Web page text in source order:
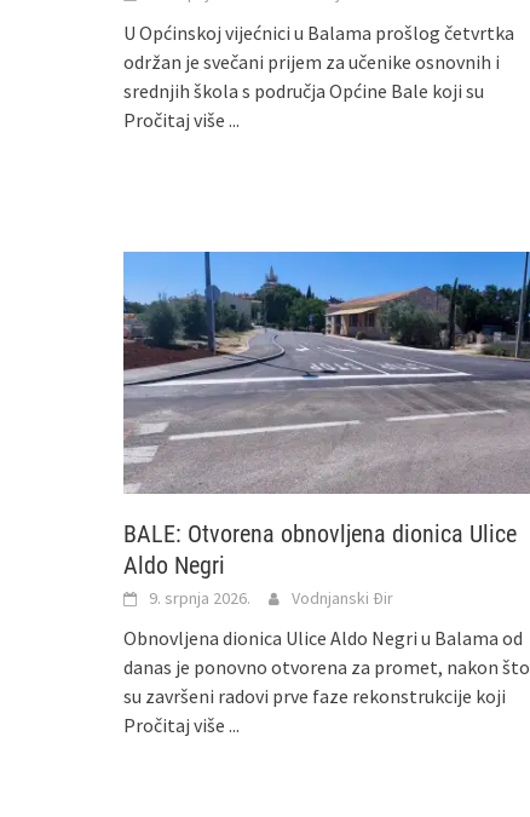
U Općinskoj vijećnici u Balama prošlog četvrtka
održan je svečani prijem za učenike osnovnih i
srednjih škola s područja Općine Bale koji su
Pročitaj više ...
BALE: Otvorena obnovljena dionica Ulice
Aldo Negri
9. srpnja 2026. Vodnjanski Đir
Obnovljena dionica Ulice Aldo Negri u Balama od
danas je ponovno otvorena za promet, nakon što
su završeni radovi prve faze rekonstrukcije koji
Pročitaj više ...